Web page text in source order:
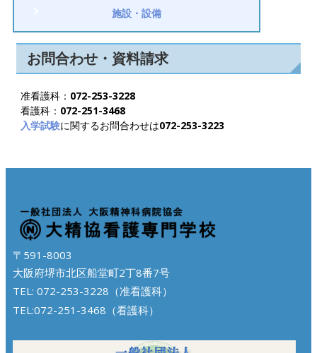
施設・設備
お問合わせ・資料請求
准看護科： 072-253-3228
看護科： 072-251-3468
入学試験に関するお問合わせは072-253-3223
〒591-8003
大阪府堺市北区船堂町2丁8番7号
TEL: 072-253-3228（准看護科）
TEL:072-251-3468（看護科）